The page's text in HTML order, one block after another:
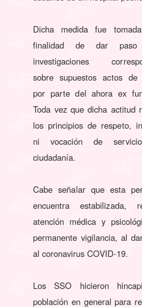
Dicha medida fue
finalidad de dar
investigaciones
sobre supuestos actos de
por parte del ahora ex
Toda vez que dicha actitud
los principios de respeto,
ni vocación de
ciudadanía.
Cabe señalar que esta
encuentra estabilizada,
atención médica y
permanente vigilancia, al
al coronavirus COVID-19.
Los SSO hicieron
población en general para